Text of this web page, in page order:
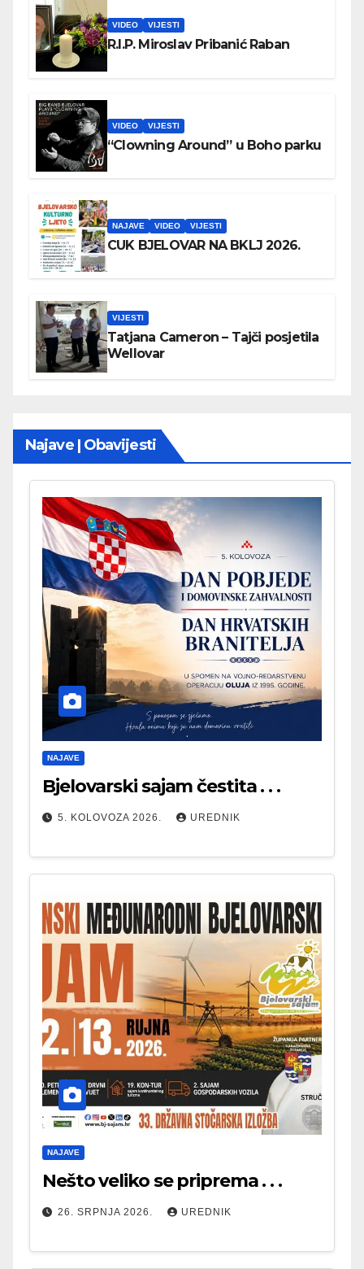
VIDEO VIJESTI
R.I.P. Miroslav Pribanić Raban
VIDEO VIJESTI
“Clowning Around” u Boho parku
NAJAVE VIDEO VIJESTI
CUK BJELOVAR NA BKLJ 2026.
VIJESTI
Tatjana Cameron – Tajči posjetila
Wellovar
Najave | Obavijesti
NAJAVE
Bjelovarski sajam čestita . . .
5. KOLOVOZA 2026. UREDNIK
NAJAVE
Nešto veliko se priprema . . .
26. SRPNJA 2026. UREDNIK